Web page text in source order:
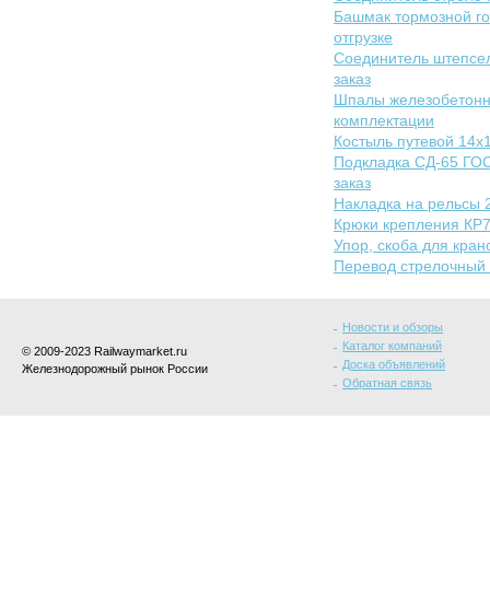
Башмак тормозной
отгрузке
Соединитель
заказ
Шпалы
комплектации
Костыль путевой
Подкладка СД-65
заказ
Накладка на
Крюки крепления
Упор, скоба для
Перевод
© 2009-2023 Railwaymarket.ru
Железнодорожный рынок России
Новости и обзоры
Каталог компаний
Доска объявлений
Обратная связь